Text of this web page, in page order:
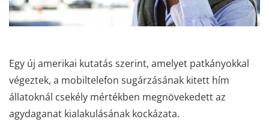
Egy új amerikai kutatás szerint, amelyet patkányokkal
végeztek, a mobiltelefon sugárzásának kitett hím
állatoknál csekély mértékben megnövekedett az
agydaganat kialakulásának kockázata.